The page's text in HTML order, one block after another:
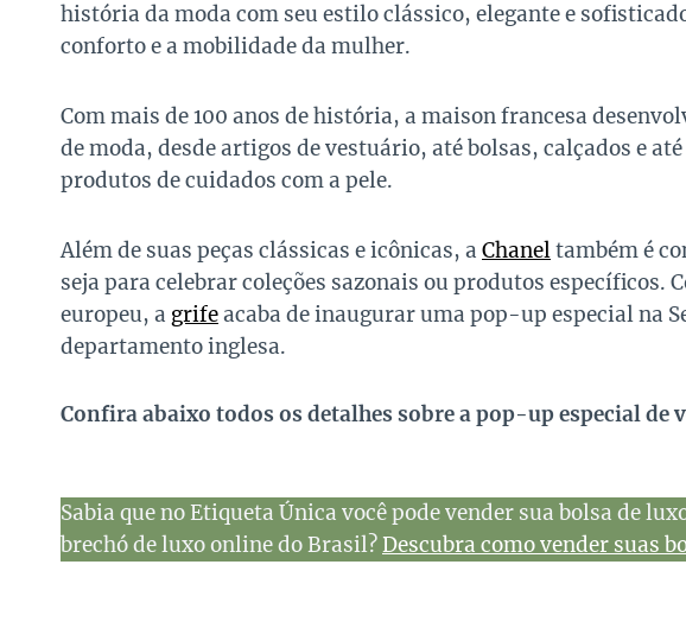
história da moda com seu estilo clássico, elegante e
conforto e a mobilidade da mulher.
Com mais de 100 anos de história, a maison francesa
de moda, desde artigos de vestuário, até bolsas, calçados e
produtos de cuidados com a pele.
Além de suas peças clássicas e icônicas, a Chaneltambém é
seja para celebrar coleções sazonais ou produtos específicos.
europeu, a grifeacaba de inaugurar uma pop-up especial na
departamento inglesa.
Confira abaixo todos os detalhes sobre a pop-up especial de
Sabia que no Etiqueta Única você pode vender sua bolsa de
brechó de luxo online do Brasil?Descubra como vender suas